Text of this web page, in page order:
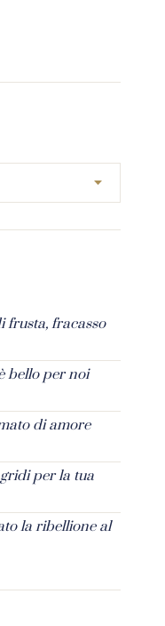
frusta, fracasso
bello per noi
di amore
per la tua
la ribellione al